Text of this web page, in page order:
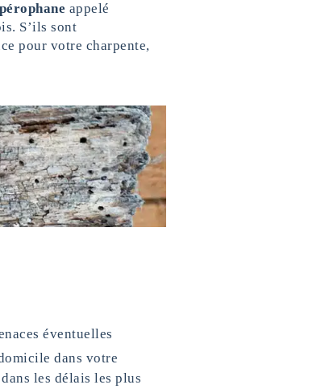
appelé
S’ils sont
pour votre charpente,
éventuelles
dans votre
les délais les plus